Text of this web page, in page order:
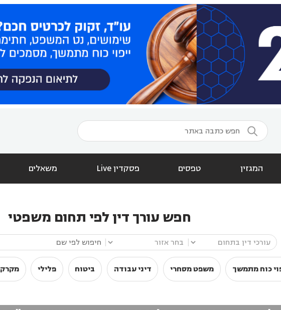

המגזין טפסים פסקדין Live משאלים
חפש עורך דין לפי תחום משפטי
כוח מתמשך משפט מסחרי דיני עבודה ביטוח פלילי